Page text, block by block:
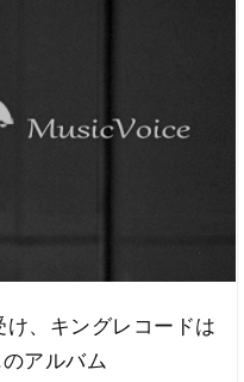
、キングレコードは
アルバム